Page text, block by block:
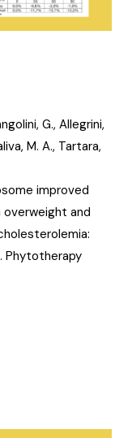
G., Allegrini,
M. A., Tartara,
improved
overweight and
Phytotherapy